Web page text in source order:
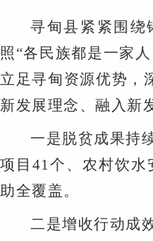
寻甸县紧紧围绕
照“各民族都是一家
立足寻甸资源优势，
新发展理念、融入新
一是脱贫成果持
项目41个、农村饮
助全覆盖。
二是增收行动成